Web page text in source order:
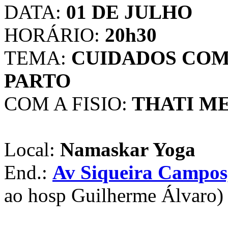
DATA: 01 DE JULHO
HORÁRIO: 20h30
TEMA: CUIDADOS
PARTO
COM A FISIO: THATI
Local: Namaskar Yoga
End.: Av Siqueira
ao hosp Guilherme Álvaro)